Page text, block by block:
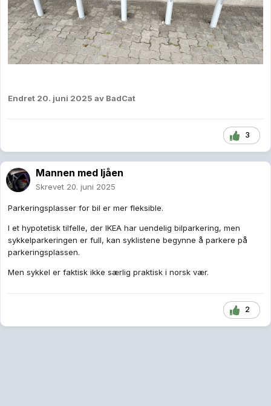
Endret 20. juni 2025 av BadCat
3
Mannen med ljåen
Skrevet 20. juni 2025
Parkeringsplasser for bil er mer fleksible.
I et hypotetisk tilfelle, der IKEA har uendelig bilparkering, men
sykkelparkeringen er full, kan syklistene begynne å parkere på
parkeringsplassen.
Men sykkel er faktisk ikke særlig praktisk i norsk vær.
2